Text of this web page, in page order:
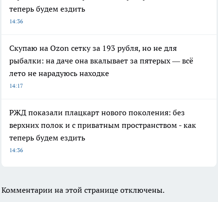
теперь будем ездить
14:36
Скупаю на Ozon сетку за 193 рубля, но не для
рыбалки: на даче она вкалывает за пятерых — всё
лето не нарадуюсь находке
14:17
РЖД показали плацкарт нового поколения: без
верхних полок и с приватным пространством - как
теперь будем ездить
14:36
Комментарии на этой странице отключены.